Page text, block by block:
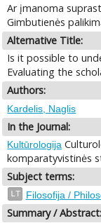
Ar įmanoma
Gimbutienės
Alternative Title:
Is it possible to
Evaluating the
Authors:
Kardelis, Naglis
In the Journal:
Kultūrologija
komparatyvistinės
Subject terms:
LT Filosofija /
Summary / Abstract: